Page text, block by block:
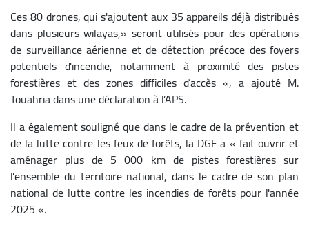
Ces 80 drones, qui s'ajoutent aux 35 appareils déjà distribués
dans plusieurs wilayas,» seront utilisés pour des opérations
de surveillance aérienne et de détection précoce des foyers
potentiels d'incendie, notamment à proximité des pistes
forestières et des zones difficiles d’accès «, a ajouté M.
Touahria dans une déclaration à l’APS.
Il a également souligné que dans le cadre de la prévention et
de la lutte contre les feux de forêts, la DGF a « fait ouvrir et
aménager plus de 5 000 km de pistes forestières sur
l'ensemble du territoire national, dans le cadre de son plan
national de lutte contre les incendies de forêts pour l'année
2025 «.